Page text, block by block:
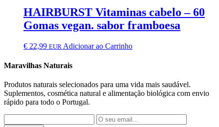
HAIRBURST Vitaminas cabelo – 60
Gomas vegan. sabor framboesa
€ 22,99 EUR Adicionar ao Carrinho
Maravilhas Naturais
Produtos naturais selecionados para uma vida mais saudável.
Suplementos, cosmética natural e alimentação biológica com envio
rápido para todo o Portugal.